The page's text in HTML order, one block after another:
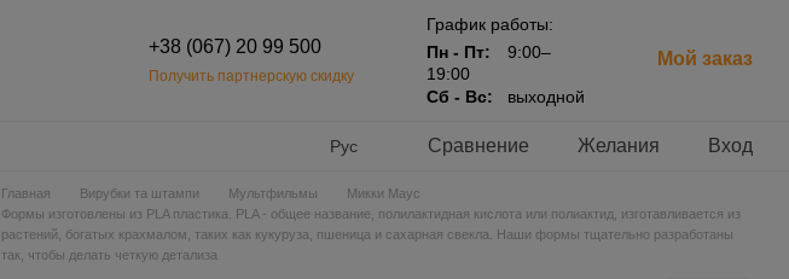
+38 (067) 20 99 500
Получить партнерскую скидку
График работы:
Пн - Пт:
9:00–
19:00
Сб - Вс:
выходной
Мой заказ
Рус Сравнение Желания Вход
Главная Вирубки та штампи Мультфильмы
Микки Маус
Формы изготовлены из PLA пластика. PLA - общее название, полилактидная кислота или полиактид, изготавливается из
растений, богатых крахмалом, таких как кукуруза, пшеница и сахарная свекла. Наши формы тщательно разработаны
так, чтобы делать четкую детализа